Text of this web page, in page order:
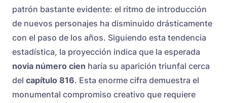
patrón bastante evidente: el ritmo de introducción
de nuevos personajes ha disminuido drásticamente
con el paso de los años. Siguiendo esta tendencia
estadística, la proyección indica que la esperada
novia número cien haría su aparición triunfal cerca
del capítulo 816. Esta enorme cifra demuestra el
monumental compromiso creativo que requiere